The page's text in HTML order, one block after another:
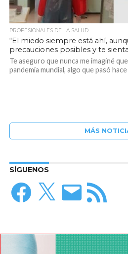
PROFESIONALES DE LA SALUD
“El miedo siempre está ahí,
precauciones posibles y te
Te aseguro que nunca me imaginé
pandemia mundial, algo que pasó
MÁS
SÍGUENOS
Facebook
X
Correo
electrónico
Feed
RSS